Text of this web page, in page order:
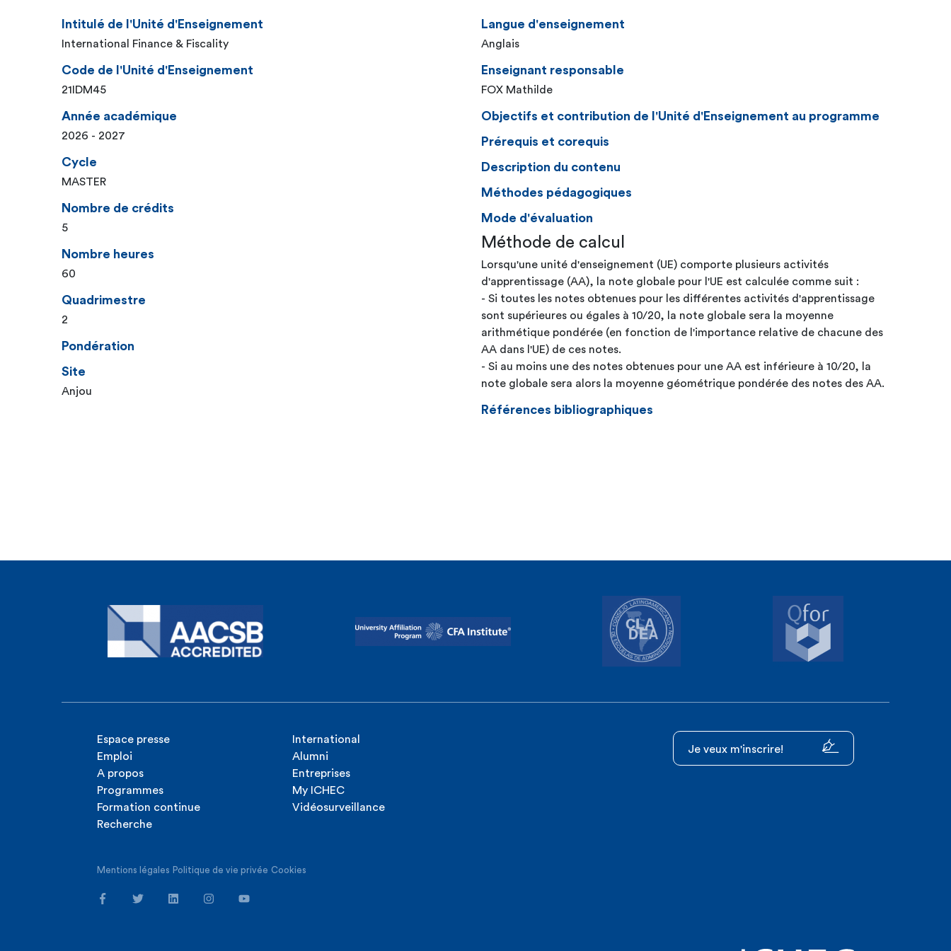
Intitulé de l'Unité d'Enseignement
International Finance & Fiscality
Code de l'Unité d'Enseignement
21IDM45
Année académique
2026 - 2027
Cycle
MASTER
Nombre de crédits
5
Nombre heures
60
Quadrimestre
2
Pondération
Site
Anjou
Langue d'enseignement
Anglais
Enseignant responsable
FOX Mathilde
Objectifs et contribution de l'Unité d'Enseignement au programme
Prérequis et corequis
Description du contenu
Méthodes pédagogiques
Mode d'évaluation
Méthode de calcul
Lorsqu'une unité d'enseignement (UE) comporte plusieurs activités
d'apprentissage (AA), la note globale pour l'UE est calculée comme suit :
- Si toutes les notes obtenues pour les différentes activités d'apprentissage
sont supérieures ou égales à 10/20, la note globale sera la moyenne
arithmétique pondérée (en fonction de l'importance relative de chacune des
AA dans l'UE) de ces notes.
- Si au moins une des notes obtenues pour une AA est inférieure à 10/20, la
note globale sera alors la moyenne géométrique pondérée des notes des AA.
Références bibliographiques
Espace presse
Emploi
A propos
Programmes
Formation continue
Recherche
International
Alumni
Entreprises
My ICHEC
Vidéosurveillance
Je veux m'inscrire!
Mentions légales Politique de vie privée Cookies